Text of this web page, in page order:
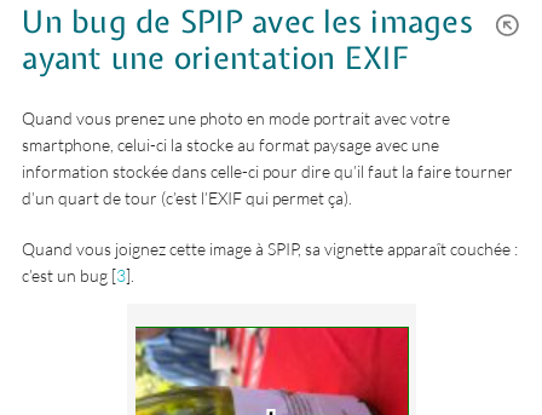
Un bug de SPIP avec les images
ayant une orientation EXIF
Quand vous prenez une photo en mode portrait avec votre
smartphone, celui-ci la stocke au format paysage avec une
information stockée dans celle-ci pour dire qu’il faut la faire tourner
d’un quart de tour (c’est l’EXIF qui permet ça).
Quand vous joignez cette image à SPIP, sa vignette apparaît couchée :
c’est un bug [3]